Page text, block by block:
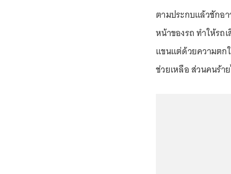
ตามประกบแล้วชักอ
หน้าของรถ ทำให้ร
แขนแต่ด้วยความตก
ช่วยเหลือ ส่วนคนร้า